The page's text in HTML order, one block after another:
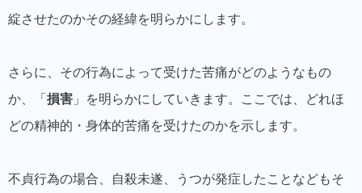
綻させたのかその経緯を明らかにします。
さらに、その行為によって受けた苦痛がどのようなもの
か、「 損害 」を明らかにしていきます。ここでは、
どれほ
どの精神的・身体的苦痛を受けたのかを示します。
不貞行為の場合、自殺未遂、うつが発症したことなどもそ